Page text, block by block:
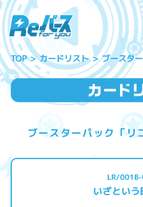
TOP カードリスト ブースタ
ブースターパック「リ
LR/
いざとい